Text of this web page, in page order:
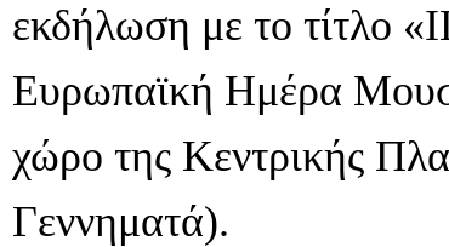
εκδήλωση με το τίτλο
Ευρωπαϊκή Ημέρα
χώρο της Κεντρικής
Γεννηματά).